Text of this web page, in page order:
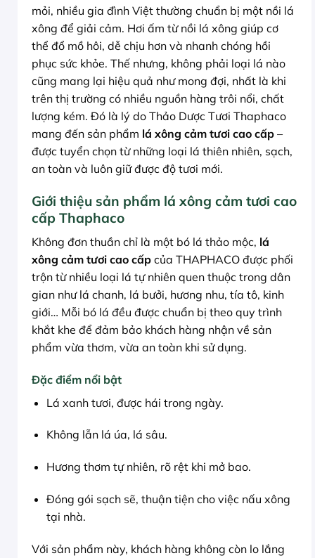
mỏi, nhiều gia đình Việt thường chuẩn bị một nồi lá
xông để giải cảm. Hơi ấm từ nồi lá xông giúp cơ
thể đổ mồ hôi, dễ chịu hơn và nhanh chóng hồi
phục sức khỏe. Thế nhưng, không phải loại lá nào
cũng mang lại hiệu quả như mong đợi, nhất là khi
trên thị trường có nhiều nguồn hàng trôi nổi, chất
lượng kém. Đó là lý do Thảo Dược Tươi Thaphaco
mang đến sản phẩm lá xông cảm tươi cao cấp –
được tuyển chọn từ những loại lá thiên nhiên, sạch,
an toàn và luôn giữ được độ tươi mới.
Giới thiệu sản phẩm lá xông cảm tươi cao
cấp Thaphaco
Không đơn thuần chỉ là một bó lá thảo mộc, lá
xông cảm tươi cao cấp của THAPHACO được phối
trộn từ nhiều loại lá tự nhiên quen thuộc trong dân
gian như lá chanh, lá bưởi, hương nhu, tía tô, kinh
giới… Mỗi bó lá đều được chuẩn bị theo quy trình
khắt khe để đảm bảo khách hàng nhận về sản
phẩm vừa thơm, vừa an toàn khi sử dụng.
Đặc điểm nổi bật
Lá xanh tươi, được hái trong ngày.
Không lẫn lá úa, lá sâu.
Hương thơm tự nhiên, rõ rệt khi mở bao.
Đóng gói sạch sẽ, thuận tiện cho việc nấu xông
tại nhà.
Với sản phẩm này, khách hàng không còn lo lắng